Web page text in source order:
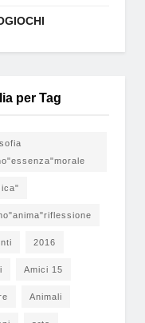
per Tag
2016
Amici 15
Animali